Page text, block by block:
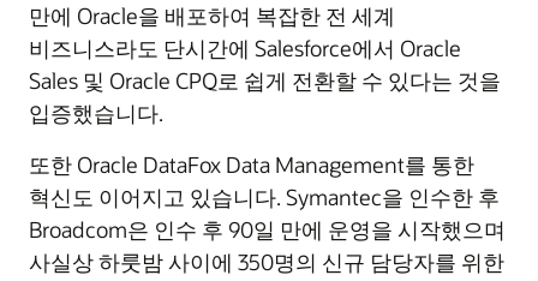
만에 Oracle을 배포하여 복잡한 전 세계
비즈니스라도 단시간에 Salesforce에서 Oracle
Sales 및 Oracle CPQ로 쉽게 전환할 수 있다는 것을
입증했습니다.
또한 Oracle DataFox Data Management를 통한
혁신도 이어지고 있습니다. Symantec을 인수한 후
Broadcom은 인수 후 90일 만에 운영을 시작했으며
사실상 하룻밤 사이에 350명의 신규 담당자를 위한